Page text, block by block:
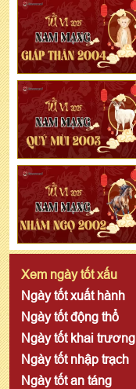
Xem ngày tốt xấu
Ngày tốt xuất hành
Ngày tốt động thổ
Ngày tốt khai trương
Ngày tốt nhập trạch
Ngày tốt an táng